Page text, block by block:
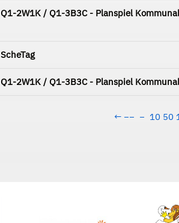
Q1-2W1K / Q1-3B3C - Planspiel
ScheTag
Q1-2W1K / Q1-3B3C - Planspiel
← −− − 10 50